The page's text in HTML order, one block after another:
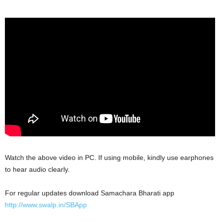
Watch the above video in PC. If using mobile, kindly use earphones
to hear audio clearly.
For regular updates download Samachara Bharati app
http://www.swalp.in/SBApp